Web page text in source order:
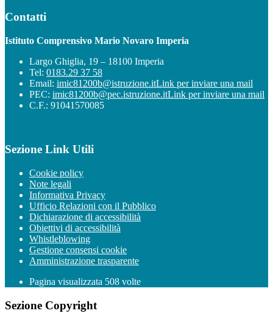
Contatti
Istituto Comprensivo Mario Novaro Imperia
Largo Ghiglia, 19 – 18100 Imperia
Tel: 0183.29 37 58
Email: imic81200b@istruzione.itLink per inviare una mail
PEC: imic81200b@pec.istruzione.itLink per inviare una mail
C.F.: 91041570085
Sezione Link Utili
Cookie policy
Note legali
Informativa Privacy
Ufficio Relazioni con il Pubblico
Dichiarazione di accessibilità
Obiettivi di accessibilità
Whistleblowing
Gestione consensi cookie
Amministrazione trasparente
Pagina visualizzata 508 volte
Sezione Copyright